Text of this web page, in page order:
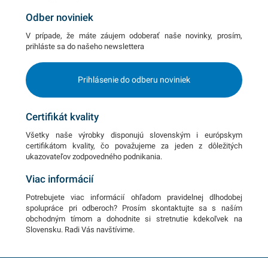
Odber noviniek
V prípade, že máte záujem odoberať naše novinky, prosím,
prihláste sa do našeho newslettera
Prihlásenie do odberu noviniek
Certifikát kvality
Všetky naše výrobky disponujú slovenským i európskym
certifikátom kvality, čo považujeme za jeden z dôležitých
ukazovateľov zodpovedného podnikania.
Viac informácií
Potrebujete viac informácií ohľadom pravidelnej dlhodobej
spolupráce pri odberoch? Prosím skontaktujte sa s naším
obchodným tímom a dohodnite si stretnutie kdekoľvek na
Slovensku. Radi Vás navštívime.